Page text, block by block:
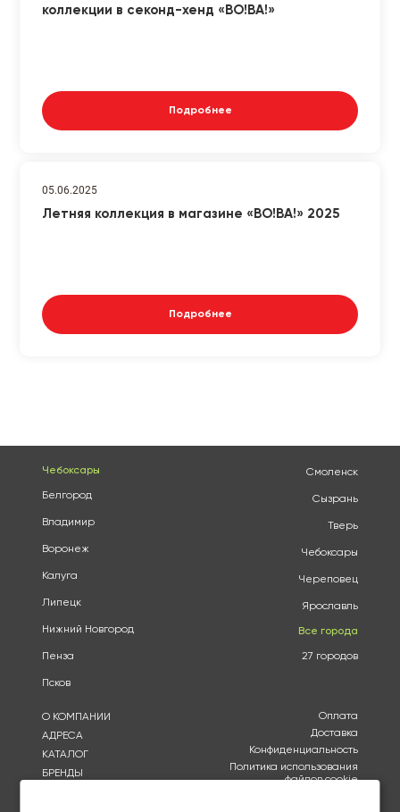
коллекции в секонд-хенд «ВО!ВА!»
Подробнее
05.06.2025
Летняя коллекция в магазине «ВО!ВА!» 2025
Подробнее
Чебоксары
Белгород
Владимир
Воронеж
Калуга
Липецк
Нижний Новгород
Пенза
Псков
Смоленск
Сызрань
Тверь
Чебоксары
Череповец
Ярославль
Все города
27 городов
О КОМПАНИИ
АДРЕСА
КАТАЛОГ
БРЕНДЫ
Оплата
Доставка
Конфиденциальность
Политика использования
файлов cookie